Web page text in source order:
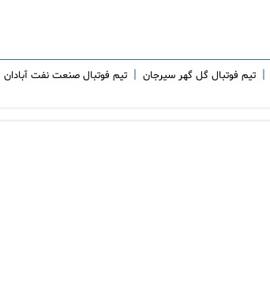
| تیم فوتبال گل گهر سیرجان | تیم فوتبال صنعت نفت آبادان